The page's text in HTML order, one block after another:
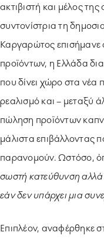
ακτιβιστή και μέλος
συντονίστρια τη
Καργαρώτος επισήμανε
προϊόντων, η Ελλάδα
που δίνει χώρο στα νέα
ρεαλισμό και – μεταξύ
πώληση προϊόντων
μάλιστα επιβάλλοντας
παρανομούν. Ωστόσο,
σωστή κατεύθυνση
εάν δεν υπάρχει μια
Επιπλέον, αναφέρθηκε